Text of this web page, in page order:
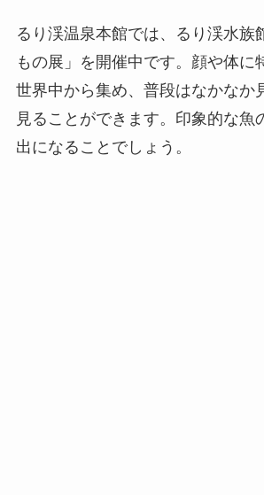
るり渓温泉本館では、るり渓水族
もの展」を開催中です。顔や体に
世界中から集め、普段はなかなか
見ることができます。印象的な魚
出になることでしょう。